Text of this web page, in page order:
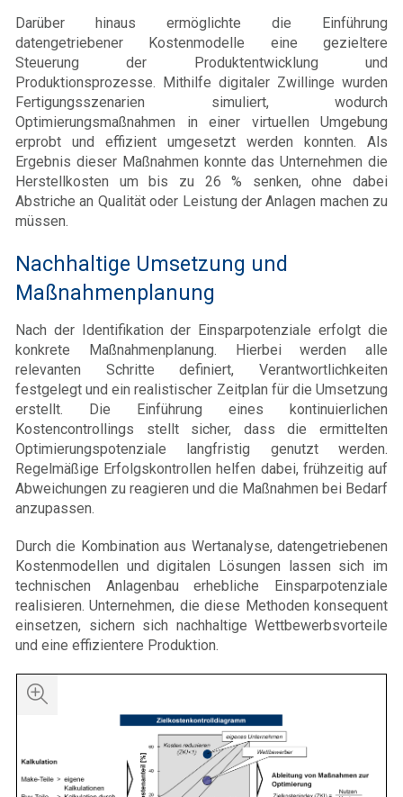
Darüber hinaus ermöglichte die Einführung
datengetriebener Kostenmodelle eine gezieltere
Steuerung der Produktentwicklung und
Produktionsprozesse. Mithilfe digitaler Zwillinge wurden
Fertigungsszenarien simuliert, wodurch
Optimierungsmaßnahmen in einer virtuellen Umgebung
erprobt und effizient umgesetzt werden konnten. Als
Ergebnis dieser Maßnahmen konnte das Unternehmen die
Herstellkosten um bis zu 26 % senken, ohne dabei
Abstriche an Qualität oder Leistung der Anlagen machen zu
müssen.
Nachhaltige Umsetzung und
Maßnahmenplanung
Nach der Identifikation der Einsparpotenziale erfolgt die
konkrete Maßnahmenplanung. Hierbei werden alle
relevanten Schritte definiert, Verantwortlichkeiten
festgelegt und ein realistischer Zeitplan für die Umsetzung
erstellt. Die Einführung eines kontinuierlichen
Kostencontrollings stellt sicher, dass die ermittelten
Optimierungspotenziale langfristig genutzt werden.
Regelmäßige Erfolgskontrollen helfen dabei, frühzeitig auf
Abweichungen zu reagieren und die Maßnahmen bei Bedarf
anzupassen.
Durch die Kombination aus Wertanalyse, datengetriebenen
Kostenmodellen und digitalen Lösungen lassen sich im
technischen Anlagenbau erhebliche Einsparpotenziale
realisieren. Unternehmen, die diese Methoden konsequent
einsetzen, sichern sich nachhaltige Wettbewerbsvorteile
und eine effizientere Produktion.